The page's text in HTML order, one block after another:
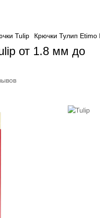
Tulip Крючки Тулип
от 1.8 мм до